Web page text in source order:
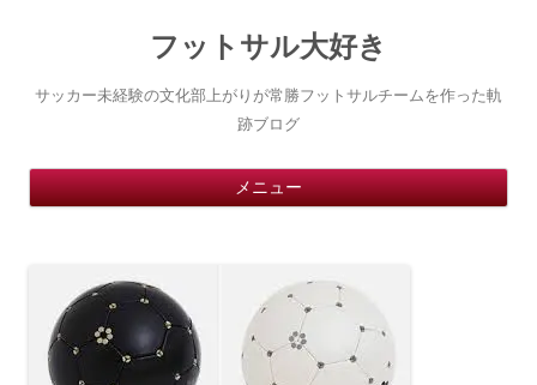
フットサル大好き
サッカー未経験の文化部上がりが常勝フットサルチームを作った軌
跡ブログ
メニュー